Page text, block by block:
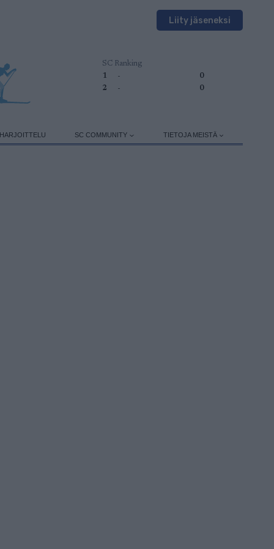
Liity jäseneksi
SC Ranking
1
-
0
2
- 0
HARJOITTELU SC COMMUNITY TIETOJA MEISTÄ